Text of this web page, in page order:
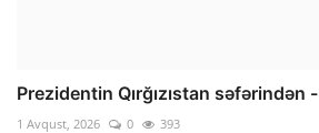
Prezidentin Qırğızıstan səfərindən -
1 Avqust, 2026 0 393